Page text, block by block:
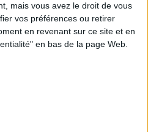
mais vous avez le droit de vous
vos préférences ou retirer
en revenant sur ce site et en
en bas de la page Web.